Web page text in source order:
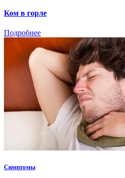
Ком в горле
Подробнее
Симптомы